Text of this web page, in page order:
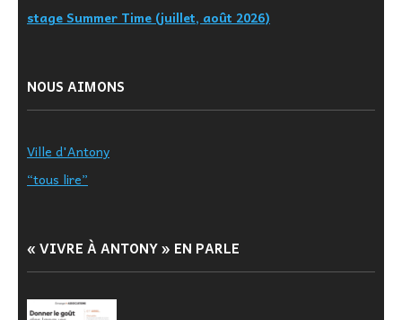
stage Summer Time (juillet, août 2026)
NOUS AIMONS
Ville d'Antony
“tous lire”
« VIVRE À ANTONY » EN PARLE